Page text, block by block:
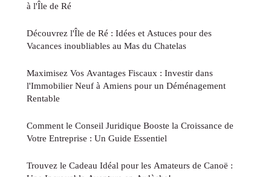
à l'Île de Ré
Découvrez l'Île de Ré : Idées et Astuces pour des
Vacances inoubliables au Mas du Chatelas
Maximisez Vos Avantages Fiscaux : Investir dans
l'Immobilier Neuf à Amiens pour un Déménagement
Rentable
Comment le Conseil Juridique Booste la Croissance de
Votre Entreprise : Un Guide Essentiel
Trouvez le Cadeau Idéal pour les Amateurs de Canoë :